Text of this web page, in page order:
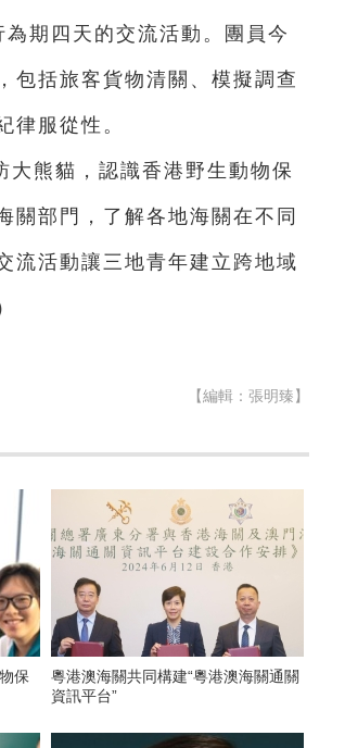
期四天的交流活動。團員今
包括旅客貨物清關、模擬調查
律服從性。
大熊貓，認識香港野生動物保
關部門，了解各地海關在不同
流活動讓三地青年建立跨地域
【編輯：張明臻】
保
粵港澳海關共同構建“粵港澳海關通關
資訊平台”